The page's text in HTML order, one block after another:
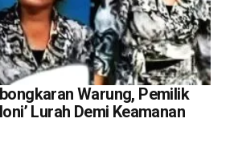
Warung, Pemilik
Lurah Demi Keamanan